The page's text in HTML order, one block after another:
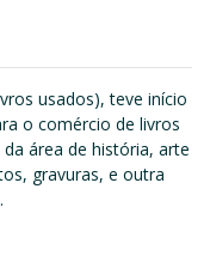
usados), teve início
o comércio de livros
área de história, arte
gravuras, e outra